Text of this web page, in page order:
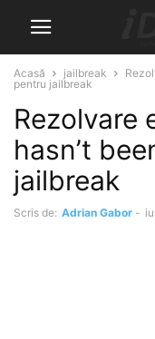
Acasă jailbreak
pentru jailbreak
Rezolvare
hasn’t
jailbreak
Scris de: Adrian Gabor -